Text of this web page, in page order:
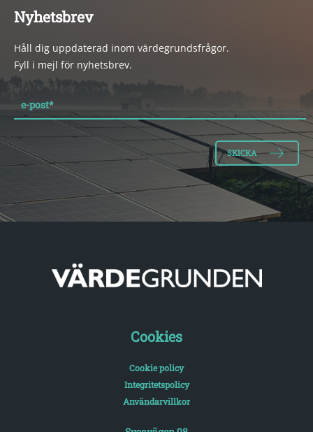
Nyhetsbrev
Håll dig uppdaterad inom värdegrundsfrågor.
Fyll i mejl för nyhetsbrev.
e-post*
Cookies
Cookie policy
Integritetspolicy
Användarvillkor